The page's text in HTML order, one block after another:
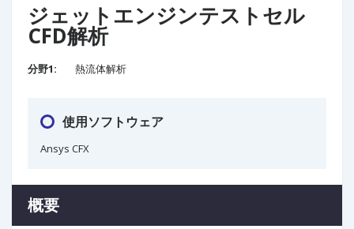
ジェットエンジンテストセル
CFD解析
分野1: 熱流体解析
使用ソフトウェア
Ansys CFX
概要